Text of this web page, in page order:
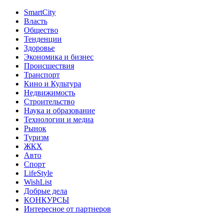
SmartCity
Власть
Общество
Тенденции
Здоровье
Экономика и бизнес
Происшествия
Транспорт
Кино и Культура
Недвижимость
Строительство
Наука и образование
Технологии и медиа
Рынок
Туризм
ЖКХ
Авто
Спорт
LifeStyle
WishList
Добрые дела
КОНКУРСЫ
Интересное от партнеров